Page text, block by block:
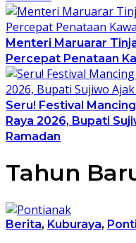
Menteri Maruarar
Percepat Penataan
Seru! Festival
Raya 2026, Bupati
Ramadan
Tahun
Berita, Kuburaya,